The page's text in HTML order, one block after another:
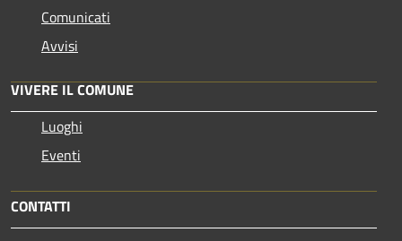
Comunicati
Avvisi
VIVERE IL COMUNE
Luoghi
Eventi
CONTATTI